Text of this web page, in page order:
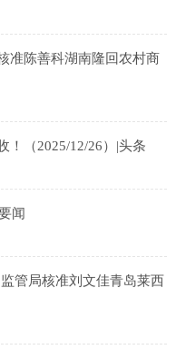
准陈善科湖南隆回农村商
！（2025/12/26）|头条
闻
管局核准刘文佳青岛莱西